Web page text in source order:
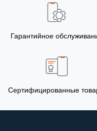
Гарантийное
Сертифицированные